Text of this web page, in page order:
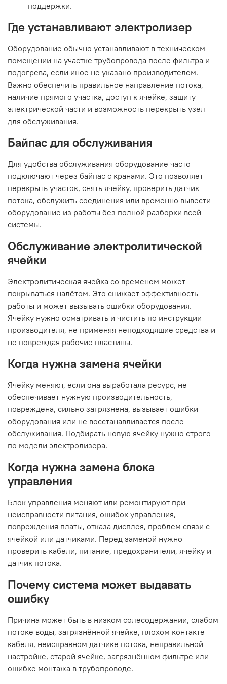
поддержки.
Где устанавливают электролизер
Оборудование обычно устанавливают в техническом
помещении на участке трубопровода после фильтра и
подогрева, если иное не указано производителем.
Важно обеспечить правильное направление потока,
наличие прямого участка, доступ к ячейке, защиту
электрической части и возможность перекрыть узел
для обслуживания.
Байпас для обслуживания
Для удобства обслуживания оборудование часто
подключают через байпас с кранами. Это позволяет
перекрыть участок, снять ячейку, проверить датчик
потока, обслужить соединения или временно вывести
оборудование из работы без полной разборки всей
системы.
Обслуживание электролитической
ячейки
Электролитическая ячейка со временем может
покрываться налётом. Это снижает эффективность
работы и может вызывать ошибки оборудования.
Ячейку нужно осматривать и чистить по инструкции
производителя, не применяя неподходящие средства и
не повреждая рабочие пластины.
Когда нужна замена ячейки
Ячейку меняют, если она выработала ресурс, не
обеспечивает нужную производительность,
повреждена, сильно загрязнена, вызывает ошибки
оборудования или не восстанавливается после
обслуживания. Подбирать новую ячейку нужно строго
по модели электролизера.
Когда нужна замена блока
управления
Блок управления меняют или ремонтируют при
неисправности питания, ошибок управления,
повреждения платы, отказа дисплея, проблем связи с
ячейкой или датчиками. Перед заменой нужно
проверить кабели, питание, предохранители, ячейку и
датчик потока.
Почему система может выдавать
ошибку
Причина может быть в низком солесодержании, слабом
потоке воды, загрязнённой ячейке, плохом контакте
кабеля, неисправном датчике потока, неправильной
настройке, старой ячейке, загрязнённом фильтре или
ошибке монтажа в трубопроводе.